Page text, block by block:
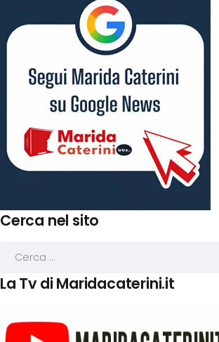
Cerca nel sito
La Tv di Maridacaterini.it